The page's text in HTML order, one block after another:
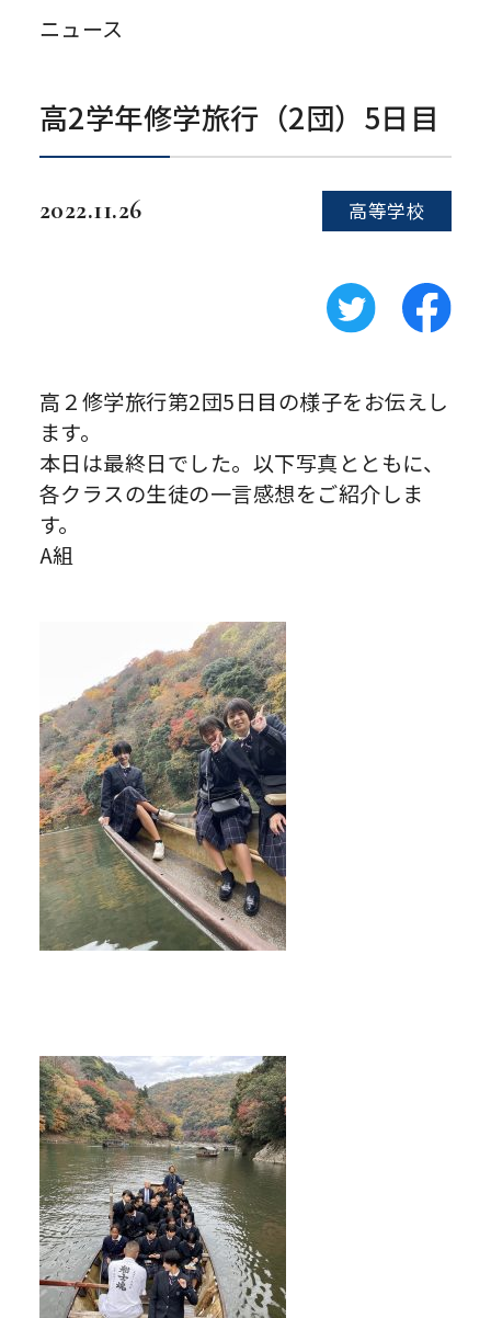
ニュース
高2学年修学旅行（2団）5日目
2022.11.26 高等学校
高２修学旅行第2団5日目の様子をお伝えし
ます。
本日は最終日でした。以下写真とともに、
各クラスの生徒の一言感想をご紹介しま
す。
A組